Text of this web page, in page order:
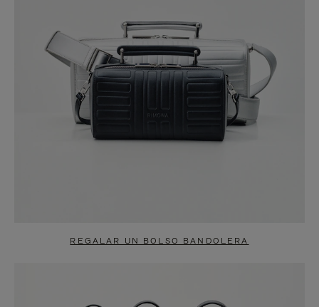
REGALAR UN BOLSO BANDOLERA